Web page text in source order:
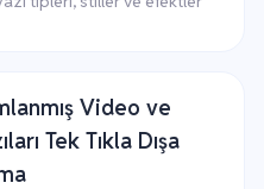
Video ve
Tek Tıkla Dışa